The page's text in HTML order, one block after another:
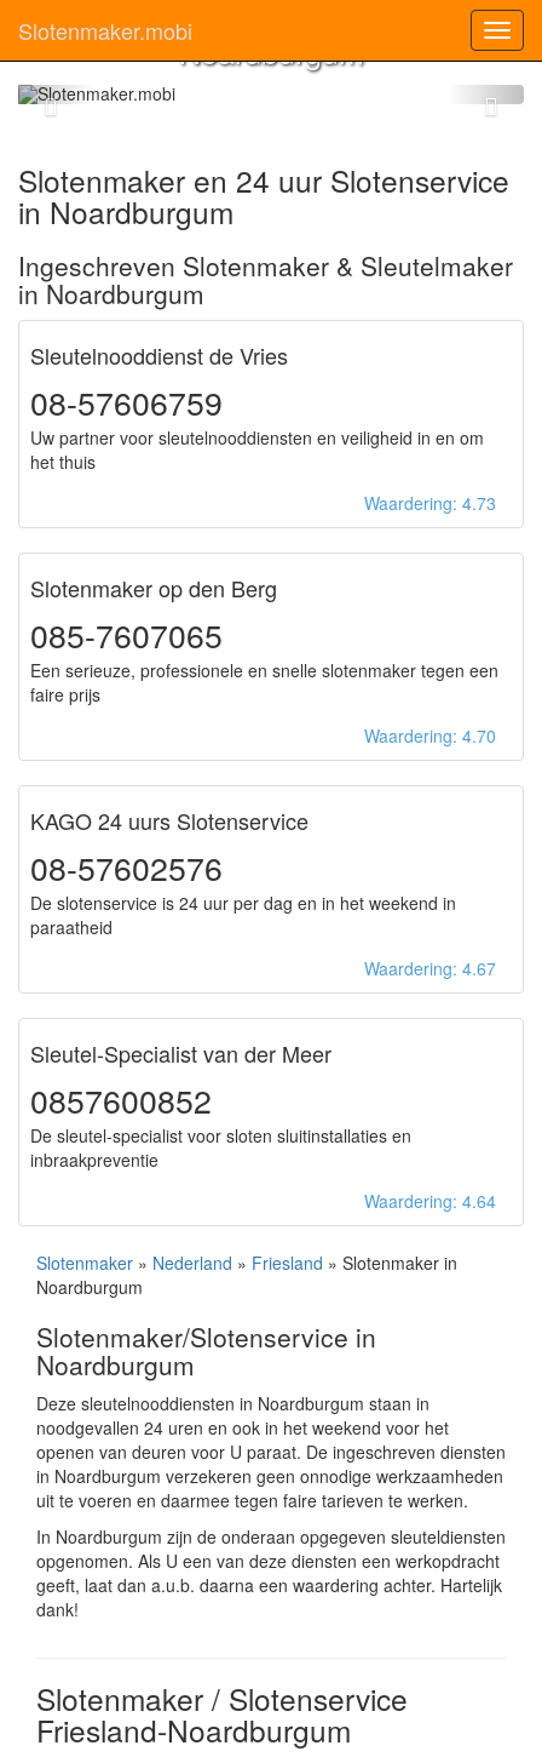
Slotenmaker.mobiSlotenmaker
Noardburgum
Slotenmaker en 24 uur Slotenservice
in Noardburgum
Ingeschreven Slotenmaker & Sleutelmaker
in Noardburgum
Sleutelnooddienst de Vries
08-57606759
Uw partner voor sleutelnooddiensten en veiligheid in en om
het thuis
Waardering: 4.73
Slotenmaker op den Berg
085-7607065
Een serieuze, professionele en snelle slotenmaker tegen een
faire prijs
Waardering: 4.70
KAGO 24 uurs Slotenservice
08-57602576
De slotenservice is 24 uur per dag en in het weekend in
paraatheid
Waardering: 4.67
Sleutel-Specialist van der Meer
0857600852
De sleutel-specialist voor sloten sluitinstallaties en
inbraakpreventie
Waardering: 4.64
Slotenmaker » Nederland » Friesland » Slotenmaker in
Noardburgum
Slotenmaker/Slotenservice in
Noardburgum
Deze sleutelnooddiensten in Noardburgum staan in
noodgevallen 24 uren en ook in het weekend voor het
openen van deuren voor U paraat. De ingeschreven diensten
in Noardburgum verzekeren geen onnodige werkzaamheden
uit te voeren en daarmee tegen faire tarieven te werken.
In Noardburgum zijn de onderaan opgegeven sleuteldiensten
opgenomen. Als U een van deze diensten een werkopdracht
geeft, laat dan a.u.b. daarna een waardering achter. Hartelijk
dank!
Slotenmaker / Slotenservice
Friesland-Noardburgum